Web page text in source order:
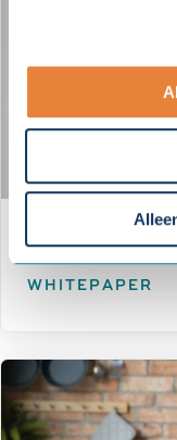
aanpassen. Met
met onze10
- Lees hier onze
Om uw
WHITEPAPER